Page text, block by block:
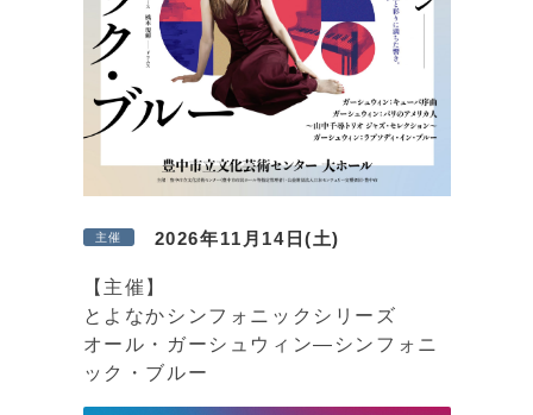
2026年11月14日(土)
主催
【主催】
とよなかシンフォニックシリーズ
オール・ガーシュウィン—シンフォニ
ック・ブルー